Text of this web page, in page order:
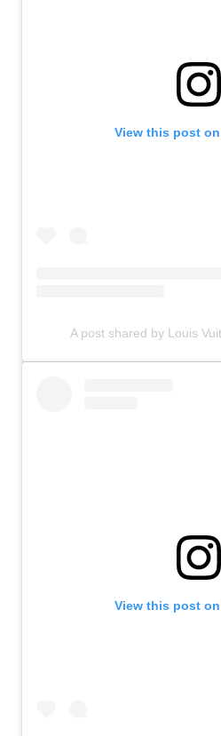
View this post
A post shared by Louis
View this post